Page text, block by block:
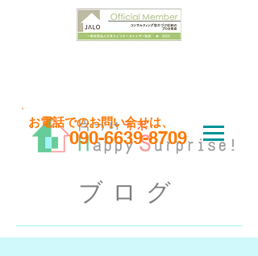
090-6639-8709
​お電話でのお問い合せは、
ブログ